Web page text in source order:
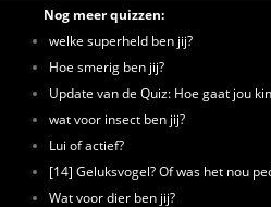
Nog meer quizzen:
welke superheld ben jij?
Hoe smerig ben jij?
Update van de Quiz: Hoe gaat jou
wat voor insect ben jij?
Lui of actief?
[14] Geluksvogel? Of was het nou
Wat voor dier ben jij?